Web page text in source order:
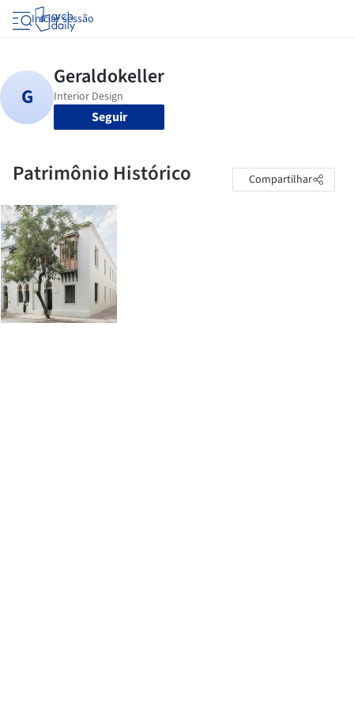
Iniciar sessão
Seguir
Patrimônio Histórico Compartilhar